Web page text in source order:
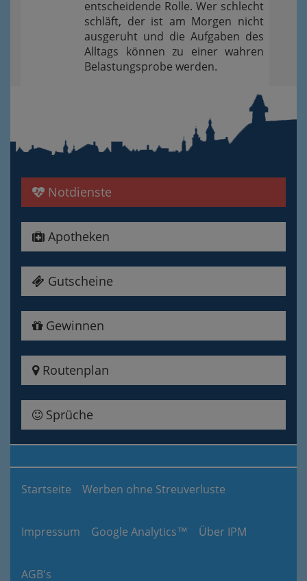
entscheidende Rolle. Wer schlecht
schläft, der ist am Morgen nicht
ausgeruht und die Aufgaben des
Alltags können zu einer wahren
Belastungsprobe werden.
Notdienste
Apotheken
Gutscheine
Gewinnen
Routenplan
Sprüche
Startseite Werben ohne Streuverluste
Impressum Google Analytics™ Über IPM
AGB's